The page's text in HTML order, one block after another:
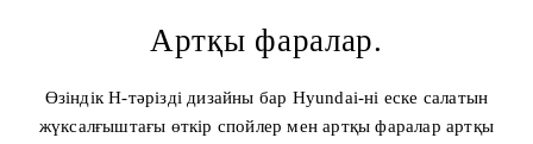
Артқы фаралар.
Өзіндік H-тәрізді дизайны бар Hyundai-ні еске салатын
жүксалғыштағы өткір спойлер мен артқы фаралар артқы